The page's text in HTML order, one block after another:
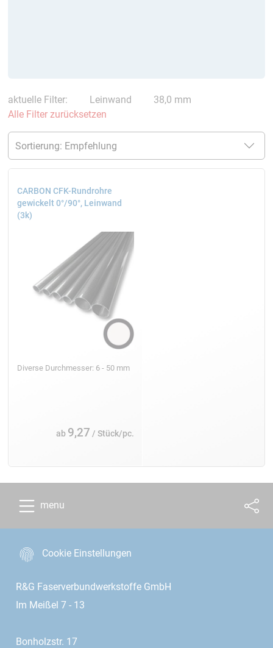
aktuelle Filter: Leinwand
38,0 mm
Alle Filter zurücksetzen
CARBON CFK-Rundrohre
gewickelt 0°/90°, Leinwand
(3k)
Diverse Durchmesser: 6 - 50 mm
ab 9,27 / Stück/pc.
menu
Cookie Einstellungen
R&G Faserverbundwerkstoffe GmbH
Im Meißel 7 - 13
Bonholzstr. 17